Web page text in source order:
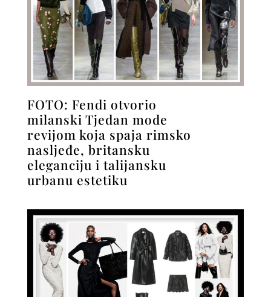
FOTO: Fendi otvorio
milanski Tjedan mode
revijom koja spaja rimsko
nasljeđe, britansku
eleganciju i talijansku
urbanu estetiku